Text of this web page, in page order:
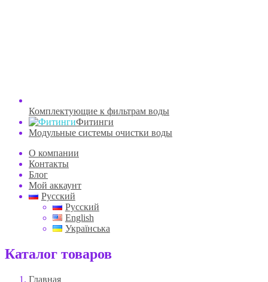
Комплектующие к фильтрам воды
Фитинги
Модульные системы очистки воды
О компании
Контакты
Блог
Мой аккаунт
Русский
Русский
English
Українська
Каталог товаров
Главная